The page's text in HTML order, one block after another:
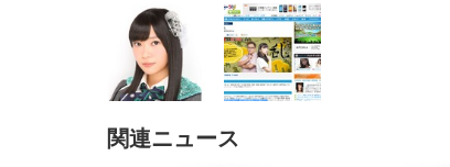
関連ニュース